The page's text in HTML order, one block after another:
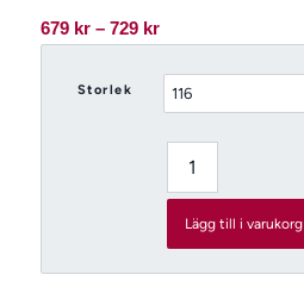
679 kr – 729 krPrisintervall:
729 kr
Storlek
Lägg till i varukorg